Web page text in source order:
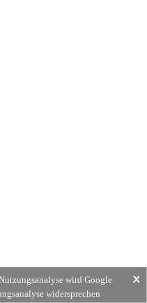
wird Google
widersprechen